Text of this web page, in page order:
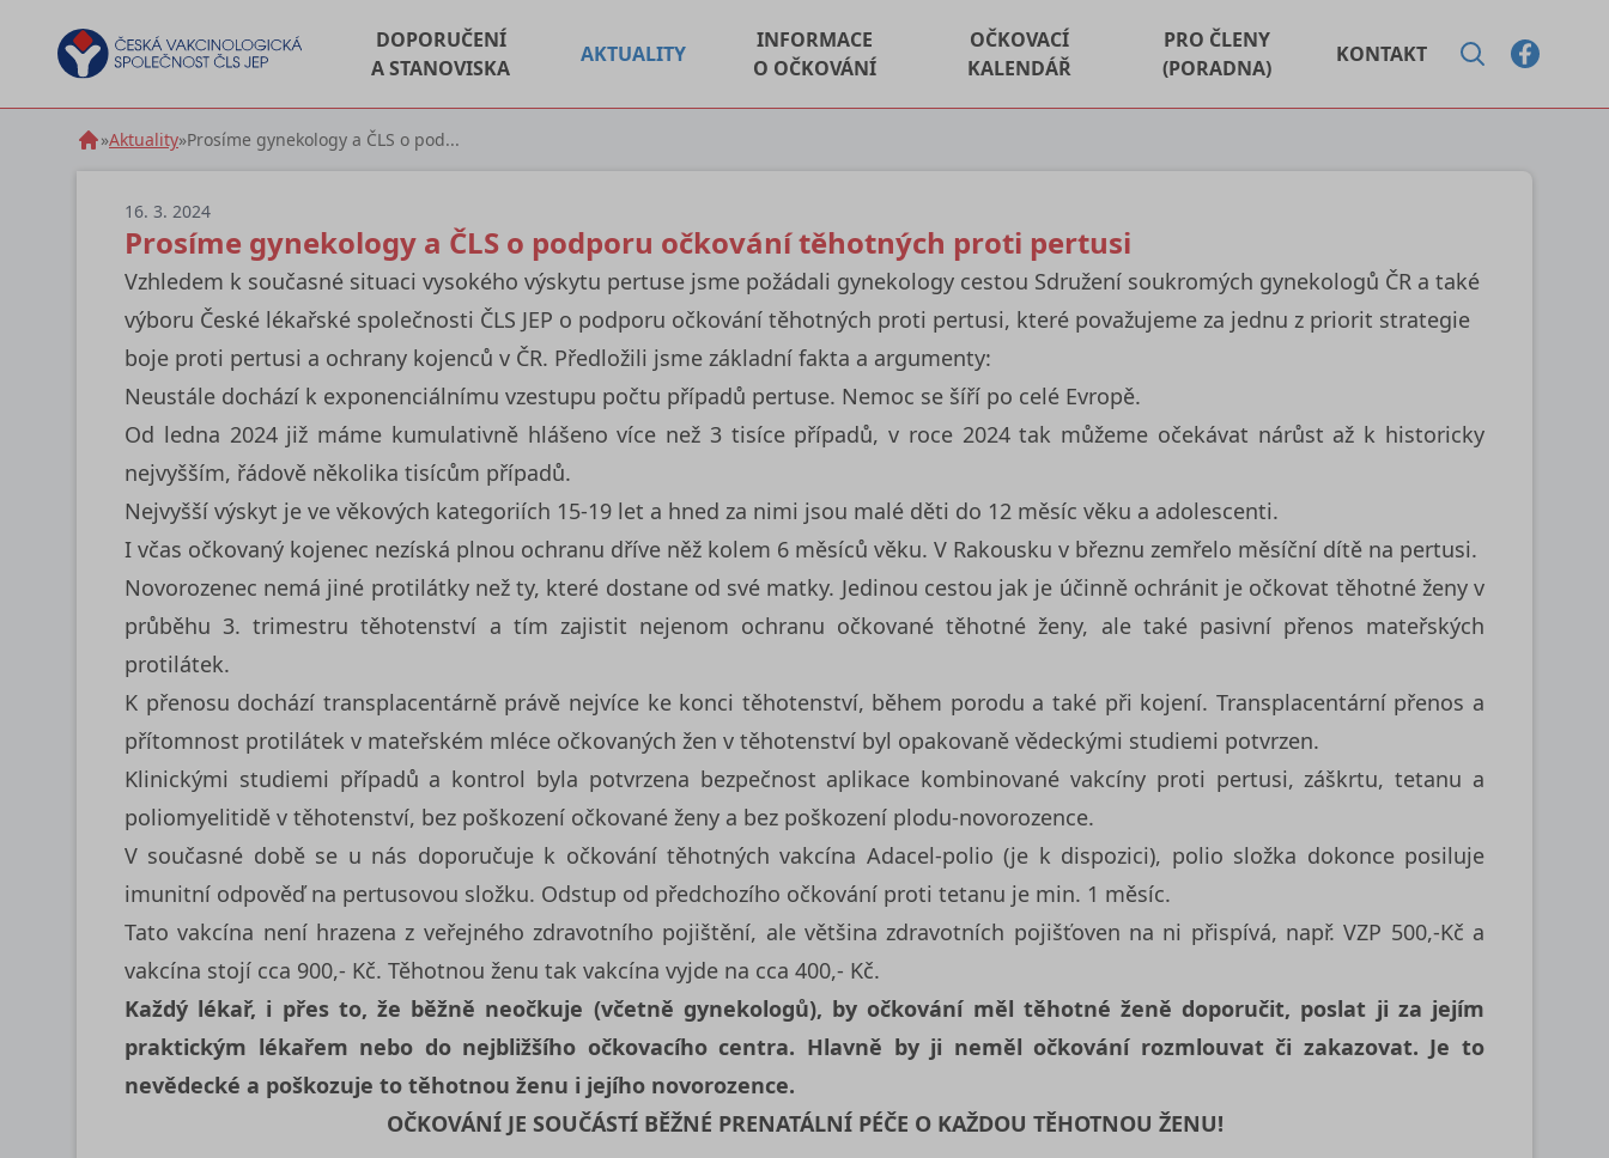
DOPORUČENÍ
A STANOVISKA
AKTUALITY
INFORMACE
O OČKOVÁNÍ
OČKOVACÍ
KALENDÁŘ
PRO ČLENY
(PORADNA)
KONTAKT
»Aktuality»Prosíme gynekology a ČLS o pod...
16. 3. 2024
Prosíme gynekology a ČLS o podporu očkování těhotných proti pertusi
Vzhledem k současné situaci vysokého výskytu pertuse jsme požádali gynekology cestou Sdružení soukromých gynekologů ČR a také
výboru České lékařské společnosti ČLS JEP o podporu očkování těhotných proti pertusi, které považujeme za jednu z priorit strategie
boje proti pertusi a ochrany kojenců v ČR. Předložili jsme základní fakta a argumenty:
Neustále dochází k exponenciálnímu vzestupu počtu případů pertuse. Nemoc se šíří po celé Evropě.
Od ledna 2024 již máme kumulativně hlášeno více než 3 tisíce případů, v roce 2024 tak můžeme očekávat nárůst až k historicky
nejvyšším, řádově několika tisícům případů.
Nejvyšší výskyt je ve věkových kategoriích 15-19 let a hned za nimi jsou malé děti do 12 měsíc věku a adolescenti.
I včas očkovaný kojenec nezíská plnou ochranu dříve něž kolem 6 měsíců věku. V Rakousku v březnu zemřelo měsíční dítě na pertusi.
Novorozenec nemá jiné protilátky než ty, které dostane od své matky. Jedinou cestou jak je účinně ochránit je očkovat těhotné ženy v
průběhu 3. trimestru těhotenství a tím zajistit nejenom ochranu očkované těhotné ženy, ale také pasivní přenos mateřských
protilátek.
K přenosu dochází transplacentárně právě nejvíce ke konci těhotenství, během porodu a také při kojení. Transplacentární přenos a
přítomnost protilátek v mateřském mléce očkovaných žen v těhotenství byl opakovaně vědeckými studiemi potvrzen.
Klinickými studiemi případů a kontrol byla potvrzena bezpečnost aplikace kombinované vakcíny proti pertusi, záškrtu, tetanu a
poliomyelitidě v těhotenství, bez poškození očkované ženy a bez poškození plodu-novorozence.
V současné době se u nás doporučuje k očkování těhotných vakcína Adacel-polio (je k dispozici), polio složka dokonce posiluje
imunitní odpověď na pertusovou složku. Odstup od předchozího očkování proti tetanu je min. 1 měsíc.
Tato vakcína není hrazena z veřejného zdravotního pojištění, ale většina zdravotních pojišťoven na ni přispívá, např. VZP 500,-Kč a
vakcína stojí cca 900,- Kč. Těhotnou ženu tak vakcína vyjde na cca 400,- Kč.
Každý lékař, i přes to, že běžně neočkuje (včetně gynekologů), by očkování měl těhotné ženě doporučit, poslat ji za jejím
praktickým lékařem nebo do nejbližšího očkovacího centra. Hlavně by ji neměl očkování rozmlouvat či zakazovat. Je to
nevědecké a poškozuje to těhotnou ženu i jejího novorozence.
OČKOVÁNÍ JE SOUČÁSTÍ BĚŽNÉ PRENATÁLNÍ PÉČE O KAŽDOU TĚHOTNOU ŽENU!